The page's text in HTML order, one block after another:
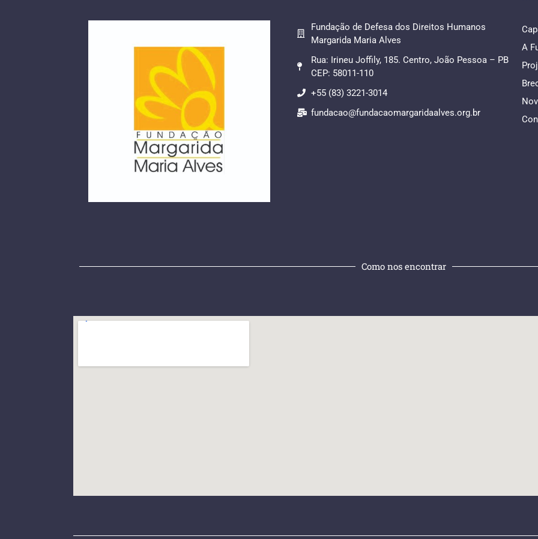
Fundação de Defesa dos Direitos Humanos
Margarida Maria Alves
Rua: Irineu Joffily, 185. Centro, João Pessoa – PB
CEP: 58011-110
+55 (83) 3221-3014
fundacao@fundacaomargaridaalves.org.br
A
Como nos encontrar